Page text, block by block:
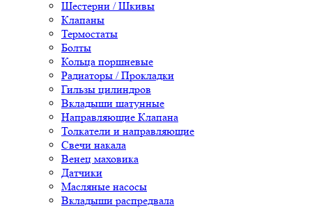
Шестерни / Шкивы
Клапаны
Термостаты
Болты
Кольца поршневые
Радиаторы / Прокладки
Гильзы цилиндров
Вкладыши шатунные
Направляющие Клапана
Толкатели и направляющие
Свечи накала
Венец маховика
Датчики
Масляные насосы
Вкладыши распредвала